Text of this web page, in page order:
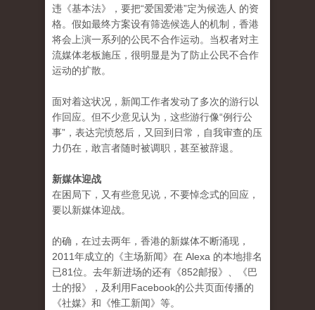
违《基本法》，要把“爱国爱港”定为候选人 的资
格。假如最终方案设有筛选候选人的机制，香港
将会上演一系列的公民不合作运动。当权者对主
流媒体老板施压，很明显是为了防止公民不合作
运动的扩散。
面对着这状况，新闻工作者发动了多次的游行以
作回应。但不少意见认为，这些游行像“例行公
事”，表达完愤怒后，又回到日常，自我审查的压
力仍在，敢言者随时被调职，甚至被辞退。
新媒体迎战
在困局下，又有些意见说，不要悼念式的回应，
要以新媒体迎战。
的确，在过去两年，香港的新媒体不断涌现，
2011年成立的《主场新闻》在 Alexa 的本地排名
已81位。去年新进场的还有《852邮报》、《巴
士的报》，及利用Facebook的公共页面传播的
《社媒》和《惟工新闻》等。